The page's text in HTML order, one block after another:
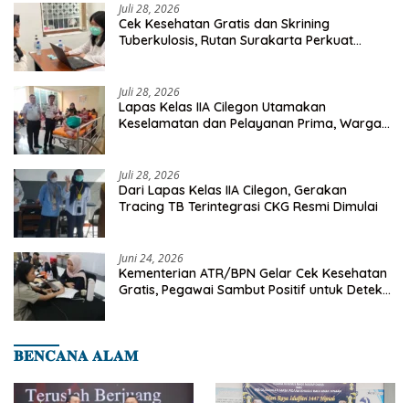
Juli 28, 2026
Cek Kesehatan Gratis dan Skrining
Tuberkulosis, Rutan Surakarta Perkuat
Juli 28, 2026
Lapas Kelas IIA Cilegon Utamakan
Keselamatan dan Pelayanan Prima, Warga
Juli 28, 2026
Dari Lapas Kelas IIA Cilegon, Gerakan
Tracing TB Terintegrasi CKG Resmi Dimulai
Juni 24, 2026
Kementerian ATR/BPN Gelar Cek Kesehatan
Gratis, Pegawai Sambut Positif untuk Deteksi
𝐁𝐄𝐍𝐂𝐀𝐍𝐀 𝐀𝐋𝐀𝐌